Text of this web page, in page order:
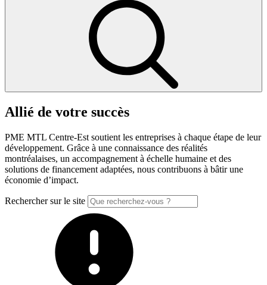
Allié de votre succès
PME MTL Centre-Est soutient les entreprises à chaque étape de leur
développement. Grâce à une connaissance des réalités
montréalaises, un accompagnement à échelle humaine et des
solutions de financement adaptées, nous contribuons à bâtir une
économie d’impact.
Rechercher sur le site